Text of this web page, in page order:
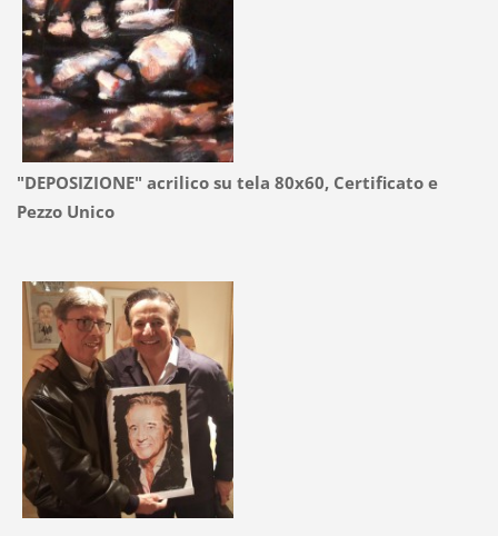
"DEPOSIZIONE" acrilico su tela 80x60, Certificato e
Pezzo Unico